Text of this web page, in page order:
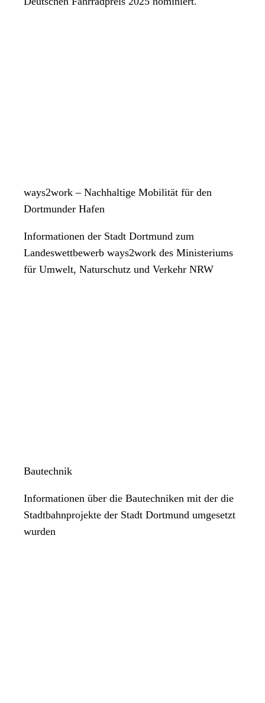
ways2work – Nachhaltige Mobilität für den
Dortmunder Hafen
Informationen der Stadt Dortmund zum
Landeswettbewerb ways2work des Ministeriums
für Umwelt, Naturschutz und Verkehr NRW
Bautechnik
Informationen über die Bautechniken mit der die
Stadtbahnprojekte der Stadt Dortmund umgesetzt
wurden